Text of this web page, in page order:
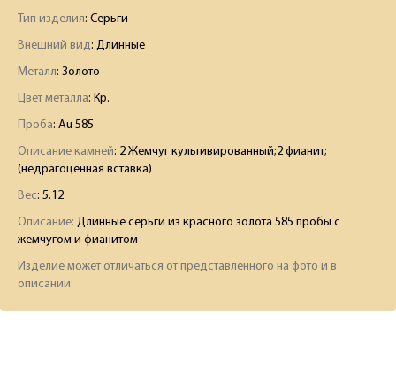
Тип изделия: Серьги
Внешний вид: Длинные
Металл: Золото
Цвет металла: Кр.
Проба: Au 585
Описание камней: 2 Жемчуг культивированный;2 фианит;
(недрагоценная вставка)
Вес: 5.12
Описание: Длинные серьги из красного золота 585 пробы с
жемчугом и фианитом
Изделие может отличаться от представленного на фото и в
описании